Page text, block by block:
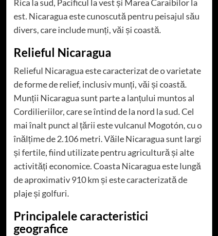
Rica la sud, Pacificul la vest și Marea Caraibilor la
est. Nicaragua este cunoscută pentru peisajul său
divers, care include munți, văi și coastă.
Relieful Nicaragua
Relieful Nicaragua este caracterizat de o varietate
de forme de relief, inclusiv munți, văi și coastă.
Munții Nicaragua sunt parte a lanțului muntos al
Cordilieriilor, care se întind de la nord la sud. Cel
mai înalt punct al țării este vulcanul Mogotón, cu o
înălțime de 2.106 metri. Văile Nicaragua sunt largi
și fertile, fiind utilizate pentru agricultură și alte
activități economice. Coasta Nicaragua este lungă
de aproximativ 910 km și este caracterizată de
plaje și golfuri.
Principalele caracteristici
geografice